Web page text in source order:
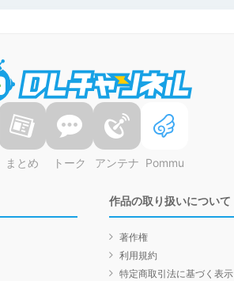
まとめ トーク アンテナ Pommu
作品の取り扱いについて
著作権
利用規約
特定商取引法に基づく表示